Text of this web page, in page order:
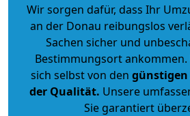
Wir sorgen dafür, dass Ihr
an der Donau reibungslos
Sachen sicher und
Bestimmungsort ankommen.
sich selbst von den günstigen
der Qualität. Unsere
Sie garantiert